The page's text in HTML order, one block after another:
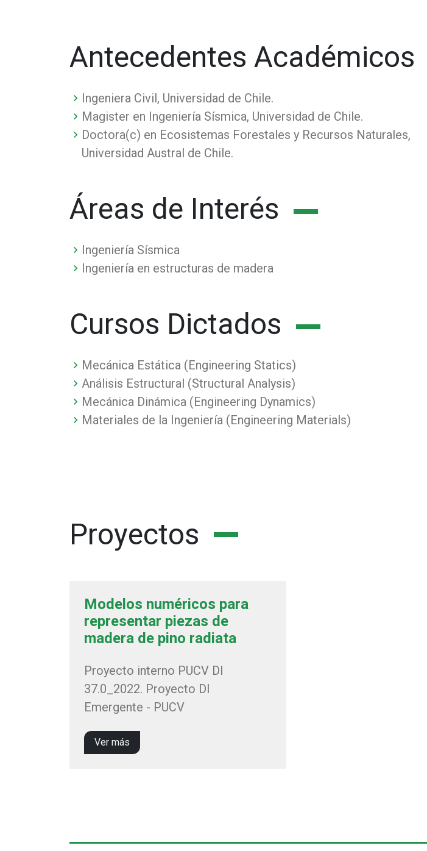
Antecedentes Académicos
Ingeniera Civil, Universidad de Chile.
Magister en Ingeniería Sísmica, Universidad de Chile.
Doctora(c) en Ecosistemas Forestales y Recursos Naturales,
Universidad Austral de Chile.
Áreas de Interés
Ingeniería Sísmica
Ingeniería en estructuras de madera
Cursos Dictados
Mecánica Estática (Engineering Statics)
Análisis Estructural (Structural Analysis)
Mecánica Dinámica (Engineering Dynamics)
Materiales de la Ingeniería (Engineering Materials)
Proyectos
Modelos numéricos para
representar piezas de
madera de pino radiata
Proyecto interno PUCV DI
37.0_2022. Proyecto DI
Emergente - PUCV
Ver más